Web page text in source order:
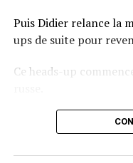
Puis Didier relance la
ups de suite pour
Ce heads-up
Le champagne va